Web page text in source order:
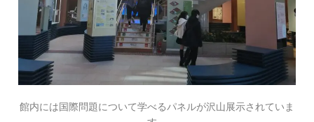
館内には国際問題について学べるパネルが沢山展示されていま